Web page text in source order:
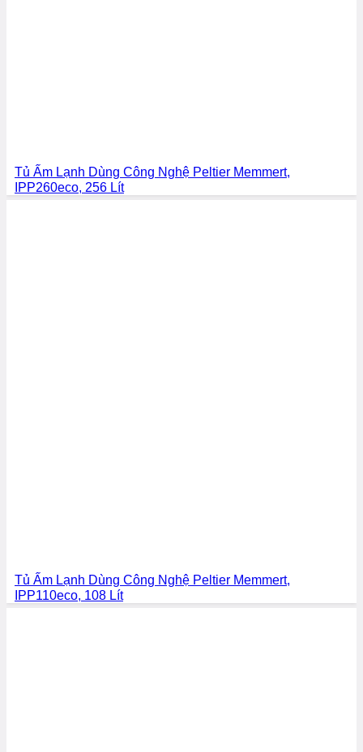
Tủ Ấm Lạnh Dùng Công Nghệ Peltier Memmert,
IPP260eco, 256 Lít
Tủ Ấm Lạnh Dùng Công Nghệ Peltier Memmert,
IPP110eco, 108 Lít